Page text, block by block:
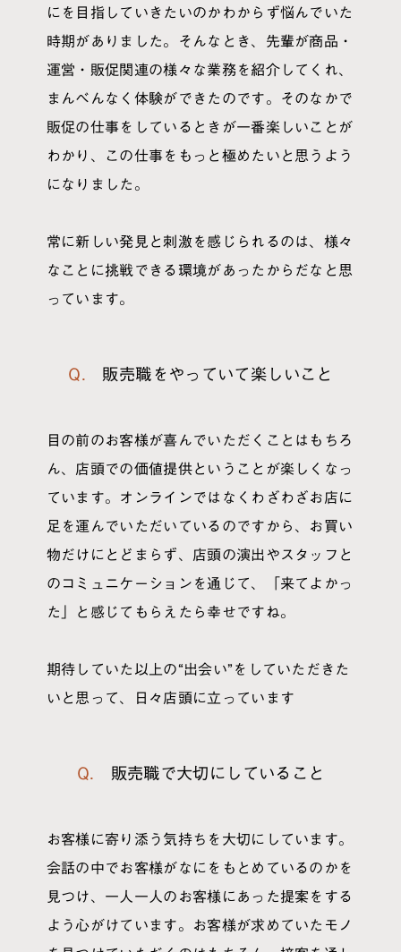
にを目指していきたいのかわからず悩んでいた
時期がありました。そんなとき、先輩が商品・
運営・販促関連の様々な業務を紹介してくれ、
まんべんなく体験ができたのです。そのなかで
販促の仕事をしているときが一番楽しいことが
わかり、この仕事をもっと極めたいと思うよう
になりました。
常に新しい発見と刺激を感じられるのは、様々
なことに挑戦できる環境があったからだなと思
っています。
Q. 販売職をやっていて楽しいこと
目の前のお客様が喜んでいただくことはもちろ
ん、店頭での価値提供ということが楽しくなっ
ています。オンラインではなくわざわざお店に
足を運んでいただいているのですから、お買い
物だけにとどまらず、店頭の演出やスタッフと
のコミュニケーションを通じて、「来てよかっ
た」と感じてもらえたら幸せですね。
期待していた以上の“出会い”をしていただきた
いと思って、日々店頭に立っています
Q. 販売職で大切にしていること
お客様に寄り添う気持ちを大切にしています。
会話の中でお客様がなにをもとめているのかを
見つけ、一人一人のお客様にあった提案をする
よう心がけています。お客様が求めていたモノ